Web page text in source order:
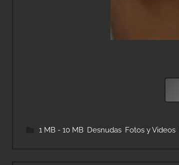
1 MB - 10 MB, Desnudas, Fotos y Videos,